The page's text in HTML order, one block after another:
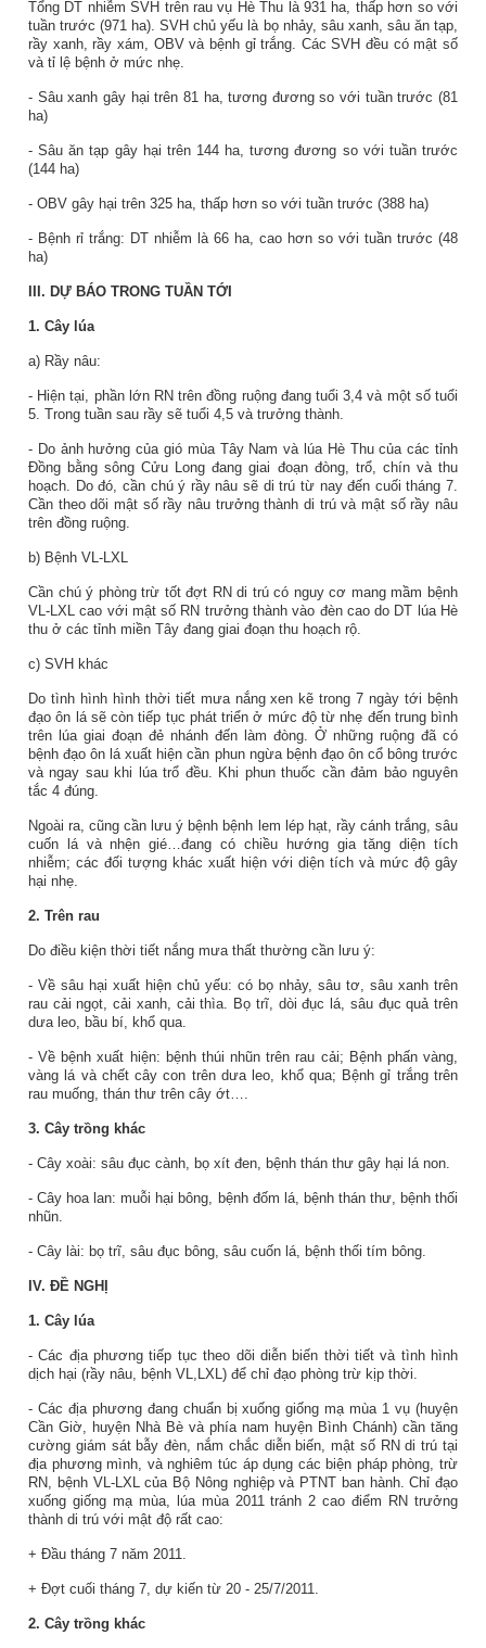
Tổng DT nhiễm SVH trên rau vụ Hè Thu là 931 ha, thấp hơn so với
tuần trước (971 ha). SVH chủ yếu là bọ nhảy, sâu xanh, sâu ăn tạp,
rầy xanh, rầy xám, OBV và bệnh gỉ trắng. Các SVH đều có mật số
và tỉ lệ bệnh ở mức nhẹ.
- Sâu xanh gây hại trên 81 ha, tương đương so với tuần trước (81
ha)
- Sâu ăn tạp gây hại trên 144 ha, tương đương so với tuần trước
(144 ha)
- OBV gây hại trên 325 ha, thấp hơn so với tuần trước (388 ha)
- Bệnh rỉ trắng: DT nhiễm là 66 ha, cao hơn so với tuần trước (48
ha)
III. DỰ BÁO TRONG TUẦN TỚI
1. Cây lúa
a) Rầy nâu:
- Hiện tại, phần lớn RN trên đồng ruộng đang tuổi 3,4 và một số tuổi
5. Trong tuần sau rầy sẽ tuổi 4,5 và trưởng thành.
- Do ảnh hưởng của gió mùa Tây Nam và lúa Hè Thu của các tỉnh
Đồng bằng sông Cửu Long đang giai đoạn đòng, trổ, chín và thu
hoạch. Do đó, cần chú ý rầy nâu sẽ di trú từ nay đến cuối tháng 7.
Cần theo dõi mật số rầy nâu trưởng thành di trú và mật số rầy nâu
trên đồng ruộng.
b) Bệnh VL-LXL
Cần chú ý phòng trừ tốt đợt RN di trú có nguy cơ mang mầm bệnh
VL-LXL cao với mật số RN trưởng thành vào đèn cao do DT lúa Hè
thu ở các tỉnh miền Tây đang giai đoạn thu hoạch rộ.
c) SVH khác
Do tình hình hình thời tiết mưa nắng xen kẽ trong 7 ngày tới bệnh
đạo ôn lá sẽ còn tiếp tục phát triển ở mức độ từ nhẹ đến trung bình
trên lúa giai đoạn đẻ nhánh đến làm đòng. Ở những ruộng đã có
bệnh đạo ôn lá xuất hiện cần phun ngừa bệnh đạo ôn cổ bông trước
và ngay sau khi lúa trổ đều. Khi phun thuốc cần đảm bảo nguyên
tắc 4 đúng.
Ngoài ra, cũng cần lưu ý bệnh bệnh lem lép hạt, rầy cánh trắng, sâu
cuốn lá và nhện gié…đang có chiều hướng gia tăng diện tích
nhiễm; các đối tượng khác xuất hiện với diện tích và mức độ gây
hại nhẹ.
2. Trên rau
Do điều kiện thời tiết nắng mưa thất thường cần lưu ý:
- Về sâu hại xuất hiện chủ yếu: có bọ nhảy, sâu tơ, sâu xanh trên
rau cải ngọt, cải xanh, cải thìa. Bọ trĩ, dòi đục lá, sâu đục quả trên
dưa leo, bầu bí, khổ qua.
- Về bệnh xuất hiện: bệnh thúi nhũn trên rau cải; Bệnh phấn vàng,
vàng lá và chết cây con trên dưa leo, khổ qua; Bệnh gỉ trắng trên
rau muống, thán thư trên cây ớt….
3. Cây trồng khác
- Cây xoài: sâu đục cành, bọ xít đen, bệnh thán thư gây hại lá non.
- Cây hoa lan: muỗi hại bông, bệnh đốm lá, bệnh thán thư, bệnh thối
nhũn.
- Cây lài: bọ trĩ, sâu đục bông, sâu cuốn lá, bệnh thối tím bông.
IV. ĐỀ NGHỊ
1. Cây lúa
- Các địa phương tiếp tục theo dõi diễn biến thời tiết và tình hình
dịch hại (rầy nâu, bệnh VL,LXL) để chỉ đạo phòng trừ kịp thời.
- Các địa phương đang chuẩn bị xuống giống mạ mùa 1 vụ (huyện
Cần Giờ, huyện Nhà Bè và phía nam huyện Bình Chánh) cần tăng
cường giám sát bẫy đèn, nắm chắc diễn biến, mật số RN di trú tại
địa phương mình, và nghiêm túc áp dụng các biện pháp phòng, trừ
RN, bệnh VL-LXL của Bộ Nông nghiệp và PTNT ban hành. Chỉ đạo
xuống giống mạ mùa, lúa mùa 2011 tránh 2 cao điểm RN trưởng
thành di trú với mật độ rất cao:
+ Đầu tháng 7 năm 2011.
+ Đợt cuối tháng 7, dự kiến từ 20 - 25/7/2011.
2. Cây trồng khác